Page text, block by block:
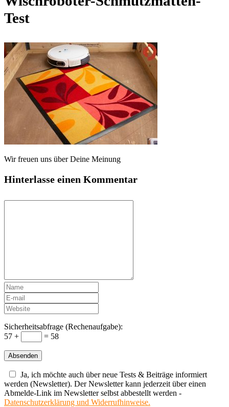
Test
Wir freuen uns über Deine Meinung
Hinterlasse einen Kommentar
Sicherheitsabfrage (Rechenaufgabe):
57 +
= 58
Ja, ich möchte auch über neue Tests & Beiträge informiert
werden (Newsletter). Der Newsletter kann jederzeit über einen
Abmelde-Link im Newsletter selbst abbestellt werden -
Datenschutzerklärung und Widerrufhinweise.